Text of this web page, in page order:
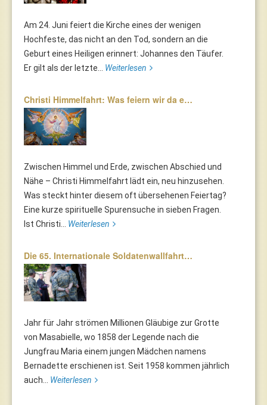
Am 24. Juni feiert die Kirche eines der wenigen
Hochfeste, das nicht an den Tod, sondern an die
Geburt eines Heiligen erinnert: Johannes den Täufer.
Er gilt als der letzte... Weiterlesen
Christi Himmelfahrt: Was feiern wir da e…
Zwischen Himmel und Erde, zwischen Abschied und
Nähe – Christi Himmelfahrt lädt ein, neu hinzusehen.
Was steckt hinter diesem oft übersehenen Feiertag?
Eine kurze spirituelle Spurensuche in sieben Fragen.
Ist Christi... Weiterlesen
Die 65. Internationale Soldatenwallfahrt…
Jahr für Jahr strömen Millionen Gläubige zur Grotte
von Masabielle, wo 1858 der Legende nach die
Jungfrau Maria einem jungen Mädchen namens
Bernadette erschienen ist. Seit 1958 kommen jährlich
auch... Weiterlesen